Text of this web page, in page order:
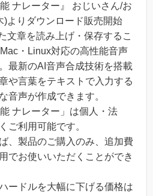
ナレーター』 おじいさん/お
りダウンロード販売開始
文章を読み上げ・保存するこ
・Linux対応の高性能音声
最新のAI音声合成技術を搭載
や言葉をテキストで入力する
音声が作成できます。
ナレーター」は個人・法
ご利用可能です。
、製品のご購入のみ、追加費
でお使いいただくことができ
ードルを大幅に下げる価格は